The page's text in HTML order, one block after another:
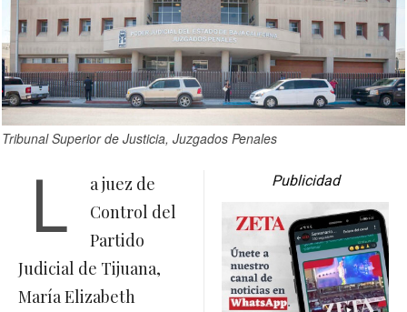
Tribunal Superior de Justicia, Juzgados Penales
L
a juez de
Control del
Partido
Judicial de Tijuana,
María Elizabeth
Publicidad